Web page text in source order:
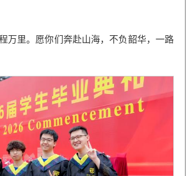
万里。愿你们奔赴山海，不负韶华，一路